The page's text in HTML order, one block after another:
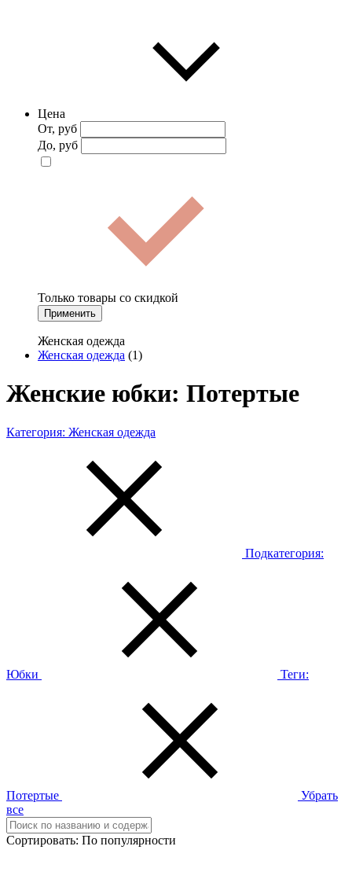
Цена
От, руб
До, руб
Только товары со скидкой
Применить
Женская одежда
Женская одежда (1)
Женские юбки: Потертые
Категория: Женская одежда
Подкатегория:
Юбки Теги:
Потертые
Убрать
все
Сортировать: По популярности